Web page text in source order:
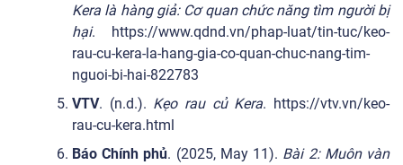
Kera là hàng giả: Cơ quan chức năng tìm người bị
hại. https://www.qdnd.vn/phap-luat/tin-tuc/keo-
rau-cu-kera-la-hang-gia-co-quan-chuc-nang-tim-
nguoi-bi-hai-822783
VTV. (n.d.). Kẹo rau củ Kera. https://vtv.vn/keo-
rau-cu-kera.html
Báo Chính phủ. (2025, May 11). Bài 2: Muôn vàn